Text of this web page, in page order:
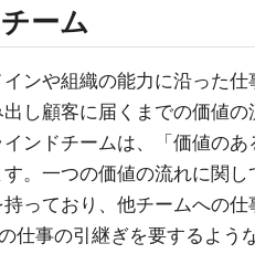
ーム
ンや組織の能力に沿った仕
し顧客に届くまでの価値
ンドチームは、「価値の
。一つの価値の流れに関
っており、他チームへの
仕事の引継ぎを要するよう